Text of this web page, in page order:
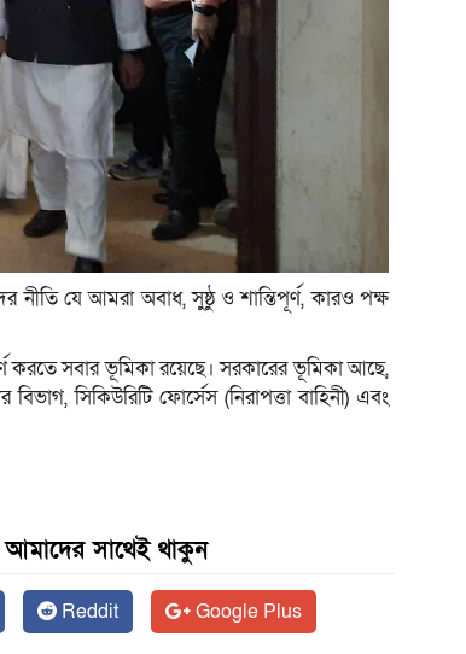
নীতি যে আমরা অবাধ, সুষ্ঠু ও শান্তিপূর্ণ, কারও পক্ষ
করতে সবার ভূমিকা রয়েছে। সরকারের ভূমিকা আছে,
সিকিউরিটি ফোর্সেস (নিরাপত্তা বাহিনী) এবং
সাথেই থাকুন
Reddit
Google Plus